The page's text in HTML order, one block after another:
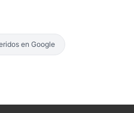
en Google